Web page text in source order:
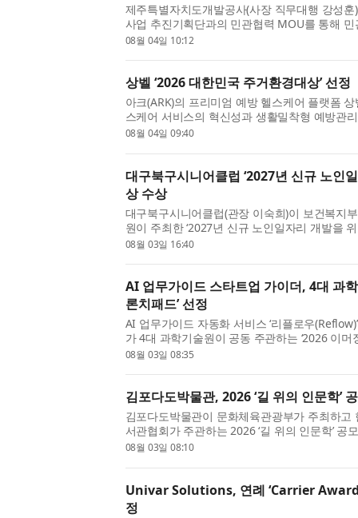
제주특별자치도개발공사(사장 직무대행 강성
사업 추진기획단과의 민관협력 MOU를 통해
구축한 공로를 인정받아 국민포장을 받았다고
08월 04일 10:12
상벨 ‘2026 대한민국 주거환경대상’ 선정
아크(ARK)의 프리미엄 예방 헬스케어 플랫폼
스케어 서비스의 혁신성과 생활밀착형 예방관
주거환경대상’에 선정됐다고 밝혔다. 상벨은
08월 04일 09:40
대구북구시니어클럽 ‘2027년 신규 노인
상 수상
대구북구시니어클럽(관장 이숙희)이 보건복지
원이 주최한 ‘2027년 신규 노인일자리 개발을
을 수상했다. 대구북구시니어클럽은 지역 특화
08월 03일 16:40
AI 업무가이드 스타트업 가이더, 4대 과
론치패드’ 선정
AI 업무가이드 자동화 서비스 ‘리플로우
가 4대 과학기술원이 공동 주관하는 ‘2026 이
준비(Born-to-Global) 유형에 최종 선정돼 지난
08월 03일 08:35
김포다도박물관, 2026 ‘길 위의 인문학’
김포다도박물관이 문화체육관광부가 주최하
서관협회가 주관하는 2026 ‘길 위의 인문학’ 공
인 ‘우리마을지리지 - 명인의 삶을 기록하다’는
08월 03일 08:10
Univar Solutions, 연례 ‘Carrier
정